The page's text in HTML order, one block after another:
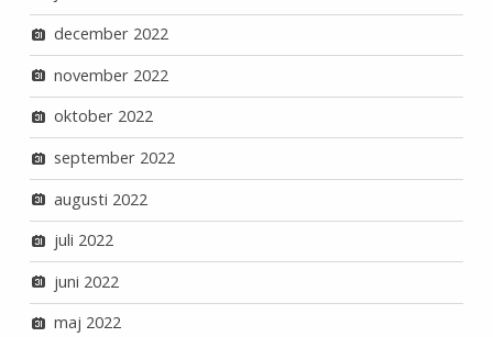
december 2022
november 2022
oktober 2022
september 2022
augusti 2022
juli 2022
juni 2022
maj 2022